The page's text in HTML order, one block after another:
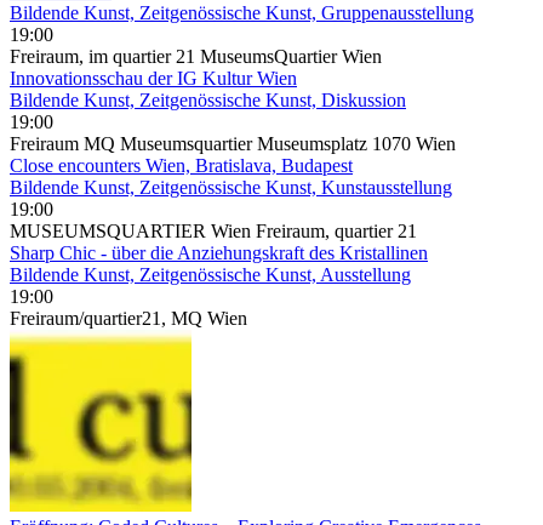
Bildende Kunst, Zeitgenössische Kunst, Gruppenausstellung
19:00
Freiraum, im quartier 21 MuseumsQuartier Wien
Innovationsschau der IG Kultur Wien
Bildende Kunst, Zeitgenössische Kunst, Diskussion
19:00
Freiraum MQ Museumsquartier Museumsplatz 1070 Wien
Close encounters Wien, Bratislava, Budapest
Bildende Kunst, Zeitgenössische Kunst, Kunstausstellung
19:00
MUSEUMSQUARTIER Wien Freiraum, quartier 21
Sharp Chic - über die Anziehungskraft des Kristallinen
Bildende Kunst, Zeitgenössische Kunst, Ausstellung
19:00
Freiraum/quartier21, MQ Wien